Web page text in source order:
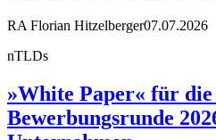
RA Florian Hitzelberger07.07.2026
nTLDs
»White Paper« für
Bewerbungsrunde